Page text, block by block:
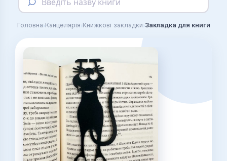
Головна›Канцелярія›Книжкові закладки›Закладка для книги Кіт